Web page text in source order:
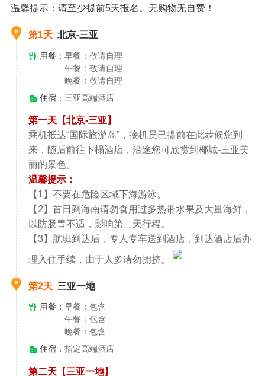
网红店大众点评4.9分头牌“糟粕醋鲍鱼海鲜”火锅
亚特兰蒂斯水世界、快来亚特兰蒂斯水世界，享受阳光、
水花和无尽欢愉！
温馨提示：请至少提前5天报名。无购物无自费！
第1天 北京-三亚
用餐： 早餐：敬请自理
午餐：敬请自理
晚餐：敬请自理
住宿： 三亚高端酒店
第一天【北京-三亚】
乘机抵达“国际旅游岛”，接机员已提前在此恭候您到
来，随后前往下榻酒店，沿途您可欣赏到椰城-三亚美
丽的景色。
温馨提示：
【1】不要在危险区域下海游泳。
【2】首日到海南请勿食用过多热带水果及大量海鲜，
以防肠胃不适，影响第二天行程。
【3】航班到达后，专人专车送到酒店，到达酒店后办
理入住手续，由于人多请勿拥挤。
第2天 三亚一地
用餐： 早餐：包含
午餐：包含
晚餐：包含
住宿： 指定高端酒店
第二天【三亚一地】